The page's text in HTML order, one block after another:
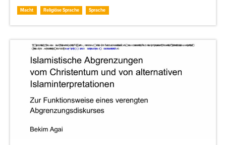
Macht Religiöse Sprache Sprache